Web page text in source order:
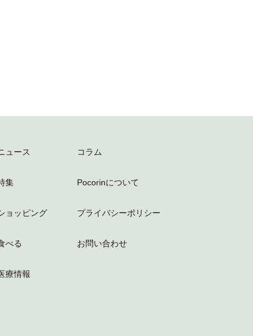
ュース
集
ョッピング
べる
療情報
コラム
Pocorinについて
プライバシーポリシー
お問い合わせ